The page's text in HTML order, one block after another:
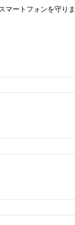
ートフォンを守りま
、日常生活での使用
専用のワイヤレス充
でもお使い頂けます。
ラーリング Black
対応モデル）